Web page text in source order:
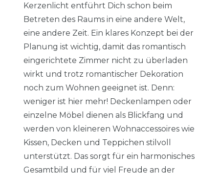
Kerzenlicht entführt Dich schon beim
Betreten des Raums in eine andere Welt,
eine andere Zeit. Ein klares Konzept bei der
Planung ist wichtig, damit das romantisch
eingerichtete Zimmer nicht zu überladen
wirkt und trotz romantischer Dekoration
noch zum Wohnen geeignet ist. Denn:
weniger ist hier mehr! Deckenlampen oder
einzelne Möbel dienen als Blickfang und
werden von kleineren Wohnaccessoires wie
Kissen, Decken und Teppichen stilvoll
unterstützt. Das sorgt für ein harmonisches
Gesamtbild und für viel Freude an der